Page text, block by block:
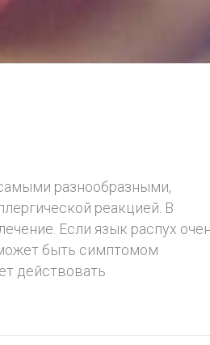
разнообразными,
реакцией. В
Если язык распух
быть симптомом
действовать